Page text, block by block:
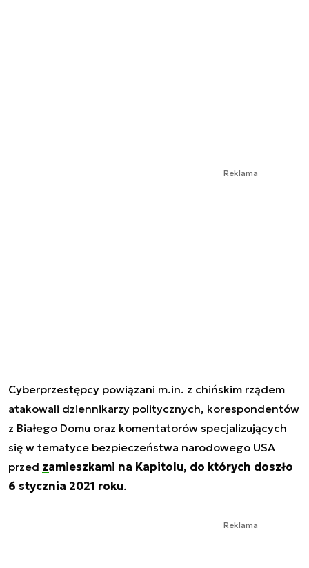
Reklama
Cyberprzestępcy powiązani m.in. z chińskim rządem
atakowali dziennikarzy politycznych, korespondentów
z Białego Domu oraz komentatorów specjalizujących
się w tematyce bezpieczeństwa narodowego USA
przed zamieszkami na Kapitolu, do których doszło
6 stycznia 2021 roku.
Reklama